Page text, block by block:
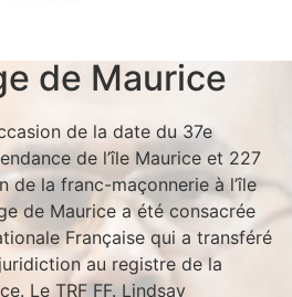
de Maurice
de la date du 37e
de l’île Maurice et 227
de la franc-maçonnerie à l’île
de Maurice a été consacrée
Française qui a transféré
au registre de la
Le TRF FF. Lindsay